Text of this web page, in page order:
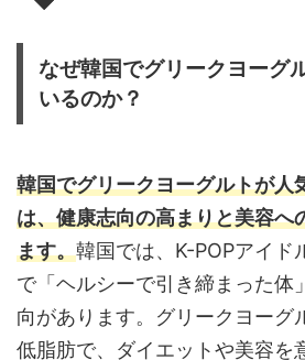
なぜ韓国でグリークヨーグ
いるのか？
韓国でグリークヨーグルトが人
は、健康志向の高まりと美容へ
ます。韓国では、K-POPアイド
で「ヘルシーで引き締まった体
向があります。グリークヨーグ
低脂肪で、ダイエットや美容を